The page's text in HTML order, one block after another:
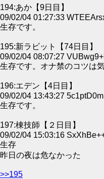
194:あか【9日目】
09/02/04 01:27:33
生存です。
195:新ラビット【74日目】
09/02/04 08:07:27
生存です。オナ禁のコツは
196:エデン【4日目】
09/02/04 13:43:27 5c1ptD0m
生存です。
197:棟技師【２日目】
09/02/04 15:03:16
生存
昨日の夜は危なかった
>>195